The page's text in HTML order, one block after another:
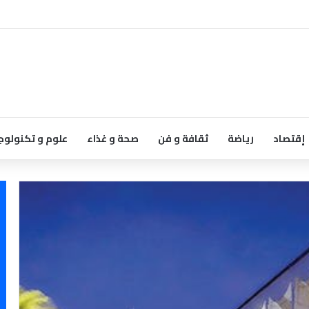
إقتصاد رياضة ثقافة و فن صحة و غذاء علوم و